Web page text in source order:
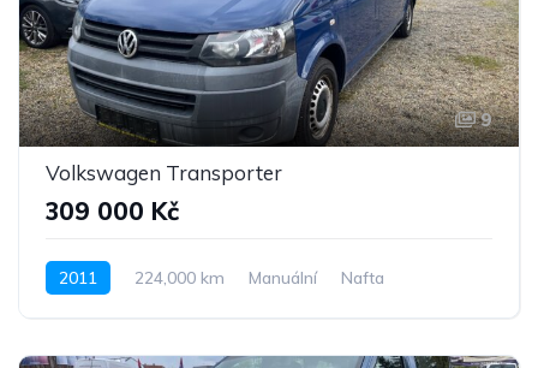
9
Volkswagen Transporter
309 000 Kč
2011 224,000 km Manuální
Nafta